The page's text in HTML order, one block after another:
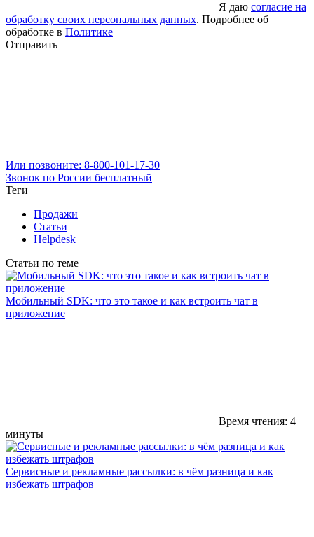
Я даю согласие на
обработку своих персональных данных. Подробнее об
обработке в Политике
Отправить
Или позвоните: 8-800-101-17-30
Звонок по России бесплатный
Теги
Продажи
Статьи
Helpdesk
Статьи по теме
Мобильный SDK: что это такое и как встроить чат в
приложение
Время чтения: 4
минуты
Сервисные и рекламные рассылки: в чём разница и как
избежать штрафов